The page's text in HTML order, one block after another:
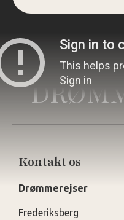
Kontakt os
Drømmerejser
Frederiksberg